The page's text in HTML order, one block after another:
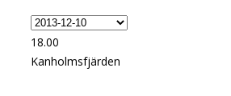
18.00
Kanholmsfjärden